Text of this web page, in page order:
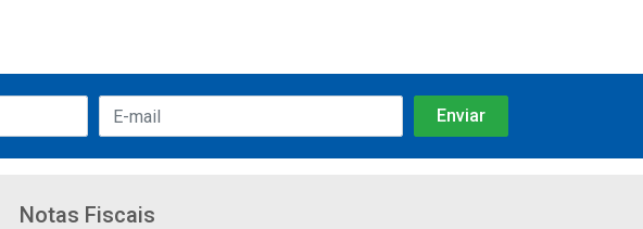
Notas Fiscais